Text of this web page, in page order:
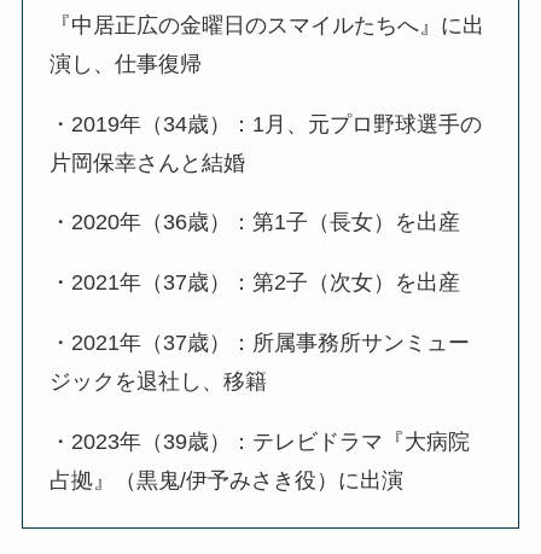
『中居正広の金曜日のスマイルたちへ』に出
演し、仕事復帰
・2019年（34歳）：1月、元プロ野球選手の
片岡保幸さんと結婚
・2020年（36歳）：第1子（長女）を出産
・2021年（37歳）：第2子（次女）を出産
・2021年（37歳）：所属事務所サンミュー
ジックを退社し、移籍
・2023年（39歳）：テレビドラマ『大病院
占拠』（黒鬼/伊予みさき役）に出演